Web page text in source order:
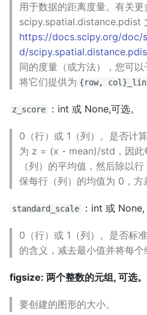
用于数据的距离度量。有关
scipy.spatial.distance.pdist
https://docs.scipy.org/doc/
d/
同的度量（或方法），您可
将它们提供为 {row,
z_score ：int 或 None,可选。
0（行）或 1（列）。是否计
为 z = (x - mean)/std，因此
（列）的平均值，然后除以
保每行（列）的均值为 0，方
standard_scale ：int 或 None,
0（行）或 1（列）。是否标
的含义，减去最小值并将每个
figsize: 两个整数的元组, 可选。
要创建的图形的大小。